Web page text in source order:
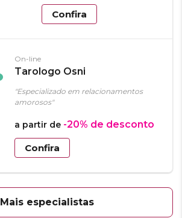
Confira
On-line
Tarologo Osni
"Especializado em relacionamentos
amorosos"
a partir de -20% de desconto
Confira
Mais especialistas